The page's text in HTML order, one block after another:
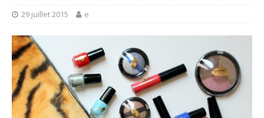
29 juillet 2015 e